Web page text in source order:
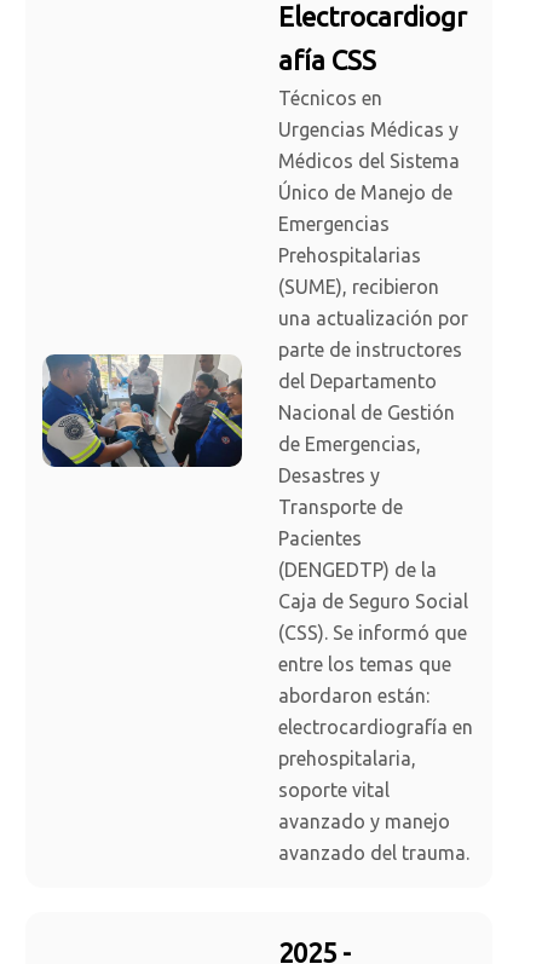
Electrocardiogr
afía CSS
Técnicos en
Urgencias Médicas y
Médicos del Sistema
Único de Manejo de
Emergencias
Prehospitalarias
(SUME), recibieron
una actualización por
parte de instructores
del Departamento
Nacional de Gestión
de Emergencias,
Desastres y
Transporte de
Pacientes
(DENGEDTP) de la
Caja de Seguro Social
(CSS). Se informó que
entre los temas que
abordaron están:
electrocardiografía en
prehospitalaria,
soporte vital
avanzado y manejo
avanzado del trauma.
2025 -